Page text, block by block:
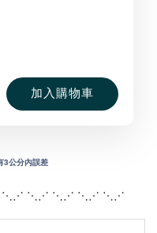
加入購物車
3公分內誤差
⋱ ⋰ ⋱⋰ ⋱⋰ ⋱⋰